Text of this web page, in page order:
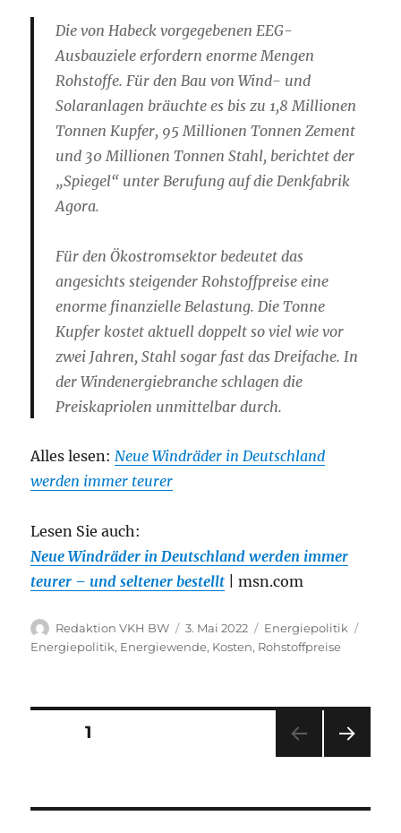
Die von Habeck vorgegebenen EEG-
Ausbauziele erfordern enorme Mengen
Rohstoffe. Für den Bau von Wind- und
Solaranlagen bräuchte es bis zu 1,8 Millionen
Tonnen Kupfer, 95 Millionen Tonnen Zement
und 30 Millionen Tonnen Stahl, berichtet der
„Spiegel“ unter Berufung auf die Denkfabrik
Agora.
Für den Ökostromsektor bedeutet das
angesichts steigender Rohstoffpreise eine
enorme finanzielle Belastung. Die Tonne
Kupfer kostet aktuell doppelt so viel wie vor
zwei Jahren, Stahl sogar fast das Dreifache. In
der Windenergiebranche schlagen die
Preiskapriolen unmittelbar durch.
Alles lesen: Neue Windräder in Deutschland
werden immer teurer
Lesen Sie auch:
Neue Windräder in Deutschland werden immer
teurer – und seltener bestellt | msn.com
Autor
Redaktion VKH BW
Veröffentlicht
am
3. Mai 2022 Kategorien
Energiepolitik
Energiepolitik, Energiewende, Kosten, Rohstoffpreise
Seitennummerierung
Beiträge
SEITE1
E